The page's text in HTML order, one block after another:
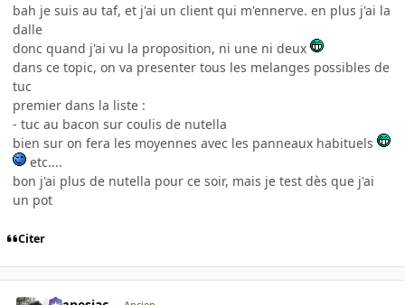
bah je suis au taf, et j'ai un client qui m'ennerve. en plus j'ai la
dalle
donc quand j'ai vu la proposition, ni une ni deux
dans ce topic, on va presenter tous les melanges possibles de
tuc
premier dans la liste :
- tuc au bacon sur coulis de nutella
bien sur on fera les moyennes avec les panneaux habituels
etc....
bon j'ai plus de nutella pour ce soir, mais je test dès que j'ai
un pot
Citer